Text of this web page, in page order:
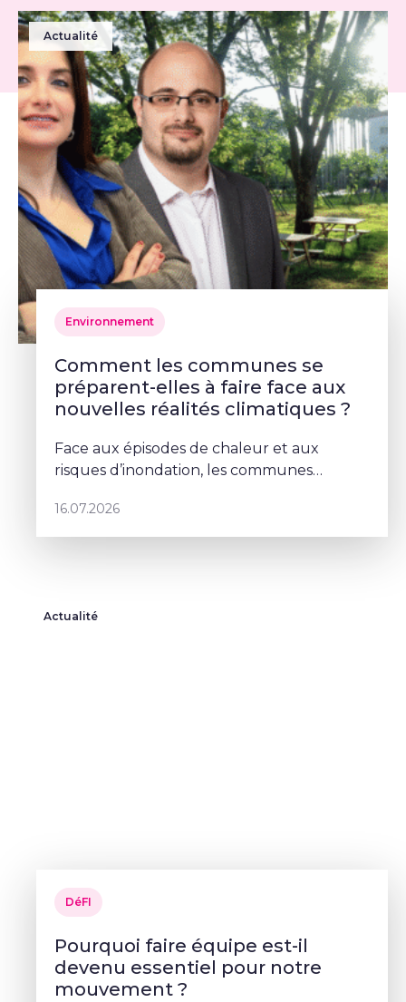
Actualité
Environnement
Comment les communes se
préparent-elles à faire face aux
nouvelles réalités climatiques ?
Face aux épisodes de chaleur et aux
risques d’inondation, les communes
Schaerbeek, Deborah Lorenzino mise sur la
végétalisation et la participation cito
16.07.2026
Actualité
DéFI
Pourquoi faire équipe est-il
devenu essentiel pour notre
mouvement ?